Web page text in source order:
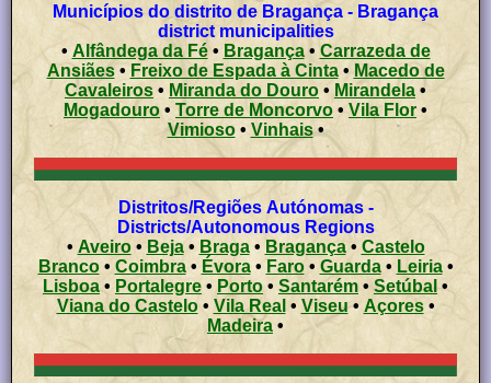
Municípios do distrito de Bragança - Bragança
district municipalities
• Alfândega da Fé• Bragança• Carrazeda de
Ansiães•Freixo de Espada à Cinta•Macedo de
Cavaleiros • Miranda do Douro • Mirandela •
Mogadouro • Torre de Moncorvo • Vila Flor •
Vimioso• Vinhais•
Distritos/Regiões Autónomas -
Districts/Autonomous Regions
• Aveiro• Beja• Braga•Bragança• Castelo
Branco• Coimbra• Évora• Faro• Guarda• Leiria•
Lisboa• Portalegre • Porto• Santarém • Setúbal•
Viana do Castelo• Vila Real • Viseu• Açores •
Madeira •